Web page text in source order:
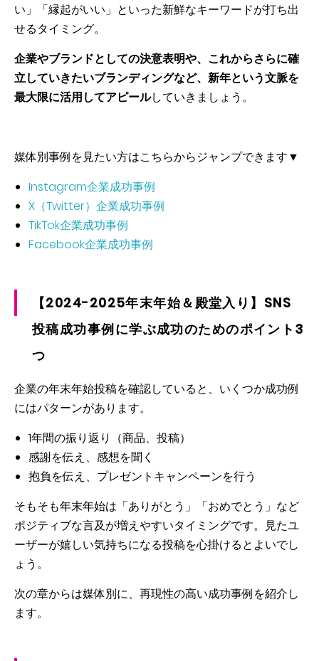
い」「縁起がいい」といった新鮮なキーワードが打ち出
せるタイミング。
企業やブランドとしての決意表明や、これからさらに確
立していきたいブランディングなど、新年という文脈を
最大限に活用してアピールしていきましょう。
媒体別事例を見たい方はこちらからジャンプできます▼
Instagram企業成功事例
X（Twitter）企業成功事例
TikTok企業成功事例
Facebook企業成功事例
【2024-2025年末年始＆殿堂入り】SNS
投稿成功事例に学ぶ成功のためのポイント3
つ
企業の年末年始投稿を確認していると、いくつか成功例
にはパターンがあります。
1年間の振り返り（商品、投稿）
感謝を伝え、感想を聞く
抱負を伝え、プレゼントキャンペーンを行う
そもそも年末年始は「ありがとう」「おめでとう」など
ポジティブな言及が増えやすいタイミングです。見たユ
ーザーが嬉しい気持ちになる投稿を心掛けるとよいでし
ょう。
次の章からは媒体別に、再現性の高い成功事例を紹介し
ます。